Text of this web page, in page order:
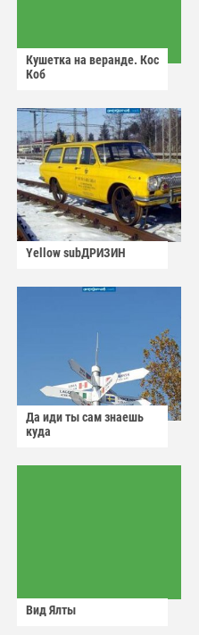
Кушетка на веранде. Кос
Коб
Yellow subДРИЗИН
Да иди ты сам знаешь
куда
Вид Ялты